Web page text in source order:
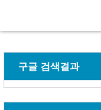
구글 검색결과